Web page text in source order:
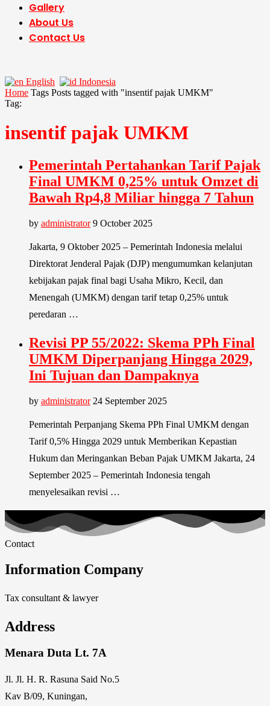
Gallery
About Us
Contact Us
English
Indonesia
Home Tags Posts tagged with "insentif pajak UMKM"
Tag:
insentif pajak UMKM
Pemerintah Pertahankan Tarif Pajak
Final UMKM 0,25% untuk Omzet di
Bawah Rp4,8 Miliar hingga 7 Tahun
by administrator 9 October 2025
Jakarta, 9 Oktober 2025 – Pemerintah Indonesia melalui
Direktorat Jenderal Pajak (DJP) mengumumkan kelanjutan
kebijakan pajak final bagi Usaha Mikro, Kecil, dan
Menengah (UMKM) dengan tarif tetap 0,25% untuk
peredaran …
Revisi PP 55/2022: Skema PPh Final
UMKM Diperpanjang Hingga 2029,
Ini Tujuan dan Dampaknya
by administrator 24 September 2025
Pemerintah Perpanjang Skema PPh Final UMKM dengan
Tarif 0,5% Hingga 2029 untuk Memberikan Kepastian
Hukum dan Meringankan Beban Pajak UMKM Jakarta, 24
September 2025 – Pemerintah Indonesia tengah
menyelesaikan revisi …
Contact
Information Company
Tax consultant & lawyer
Address
Menara Duta Lt. 7A
Jl. Jl. H. R. Rasuna Said No.5
Kav B/09, Kuningan,